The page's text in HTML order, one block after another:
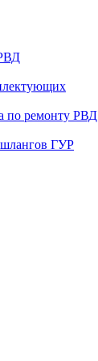
по ремонту РВД
шлангов ГУР